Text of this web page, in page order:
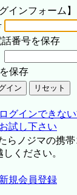
インフォーム】
話番号を保存
保存
グインできな
お試し下さい
らノジマの携
しください。
新規会員登録